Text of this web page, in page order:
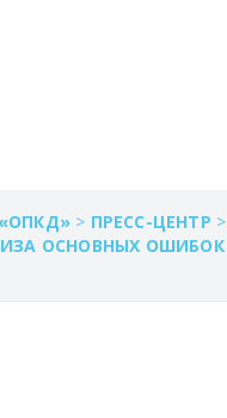
> ПРЕСС-ЦЕНТР
ОСНОВНЫХ